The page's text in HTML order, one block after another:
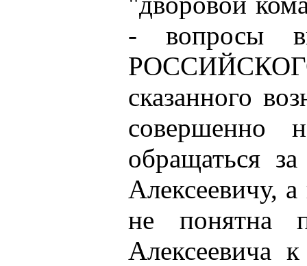
- вопросы
сказанного
совершенно
обращаться
Алексеевичу,
не понятна
Алексеевича